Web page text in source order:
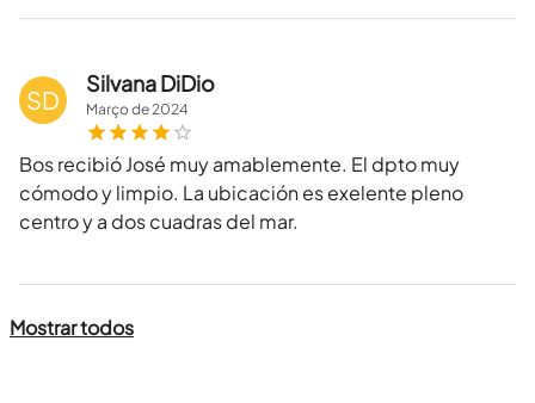
SD
Silvana DiDio
Marçode2024
Bos recibió José muy amablemente. El dpto muy
cómodo y limpio. La ubicación es exelente pleno
centro y a dos cuadras del mar.
Mostrar todos